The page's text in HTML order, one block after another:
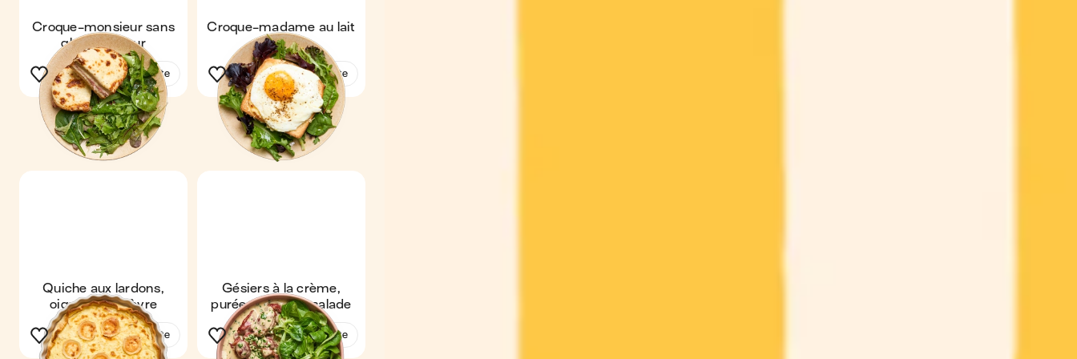
Croque-monsieur sans
gluten au four
Voir la recette
Croque-madame au lait
de chèvre
Voir la recette
Quiche aux lardons,
oignons & chèvre
Voir la recette
Gésiers à la crème,
purée maison & salade
Voir la recette